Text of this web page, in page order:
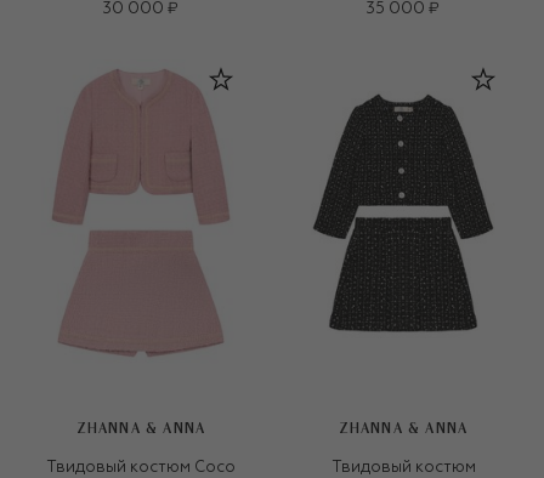
30 000 ₽
35 000 ₽
ZHANNA & ANNA
Твидовый костюм Coco
ZHANNA & ANNA
Твидовый костюм